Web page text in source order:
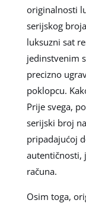
originalnosti
serijskog
luksuzni sat
jedinstvenim
precizno
poklopcu.
Prije svega,
serijski broj
pripadajućoj
autentičnosti,
računa.
Osim toga,